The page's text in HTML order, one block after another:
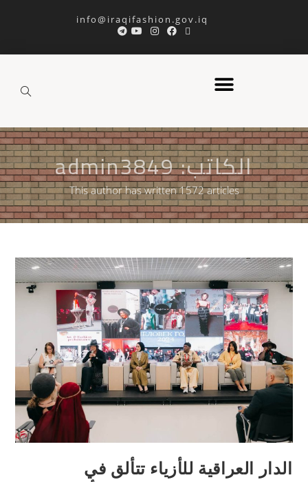
الكاتب:admin3849
This author has written 1572 articles
الدار العراقية للأزياء تتألق في